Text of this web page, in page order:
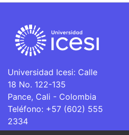
Universidad Icesi: Calle
18 No. 122-135
Pance, Cali - Colombia
Teléfono: +57 (602) 555
2334